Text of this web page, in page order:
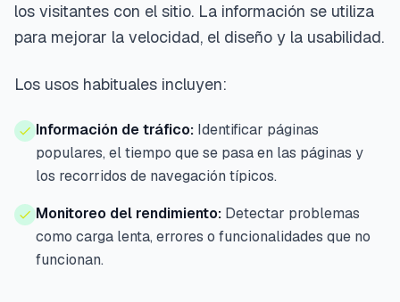
los visitantes con el sitio. La información se utiliza
para mejorar la velocidad, el diseño y la usabilidad.
Los usos habituales incluyen:
Información de tráfico: Identificar páginas
populares, el tiempo que se pasa en las páginas y
los recorridos de navegación típicos.
Monitoreo del rendimiento: Detectar problemas
como carga lenta, errores o funcionalidades que no
funcionan.